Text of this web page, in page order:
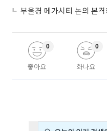
좋아요
0
화나요
0